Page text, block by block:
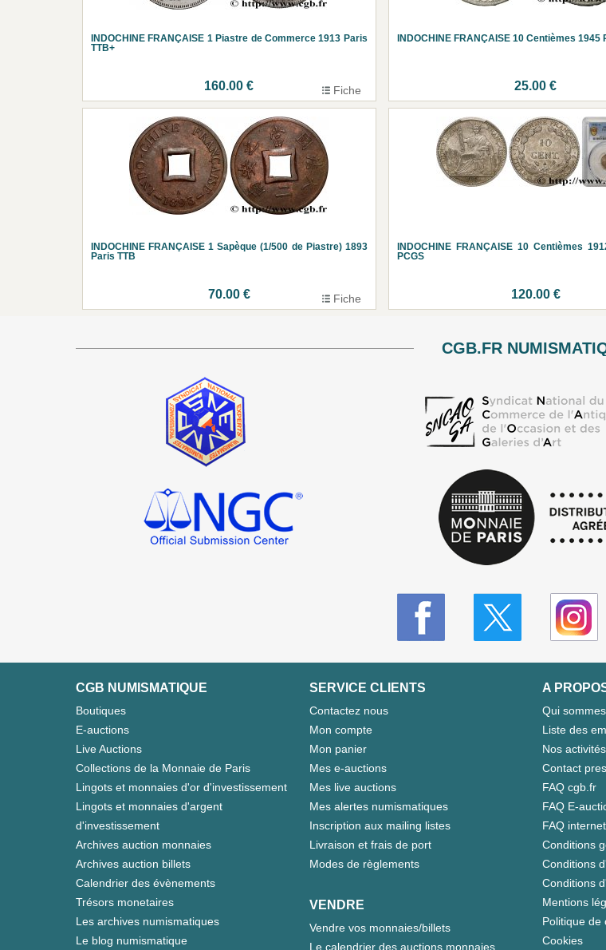
INDOCHINE FRANÇAISE 1 Piastre de Commerce 1913 Paris
TTB+
160.00 € Fiche
INDOCHINE FRANÇAISE 10 Centièmes 1945
25.00 €
INDOCHINE FRANÇAISE 1 Sapèque (1/500 de Piastre) 1893
Paris TTB
70.00 € Fiche
INDOCHINE FRANÇAISE 10 Centièmes
PCGS
120.00 €
CGB.FR
CGB NUMISMATIQUE
Boutiques
E-auctions
Live Auctions
Collections de la Monnaie de Paris
Lingots et monnaies d'or d'investissement
Lingots et monnaies d'argent
d'investissement
Archives auction monnaies
Archives auction billets
Calendrier des évènements
Trésors monetaires
Les archives numismatiques
Le blog numismatique
SERVICE CLIENTS
Contactez nous
Mon compte
Mon panier
Mes e-auctions
Mes live auctions
Mes alertes numismatiques
Inscription aux mailing listes
Livraison et frais de port
Modes de règlements
VENDRE
Vendre vos monnaies/billets
Le calendrier des auctions monnaies
A
Qui
Liste des
Nos activités
Contact
FAQ cgb.fr
FAQ E-
FAQ
Conditions
Conditions
Conditions
Mentions
Politique de
Cookies